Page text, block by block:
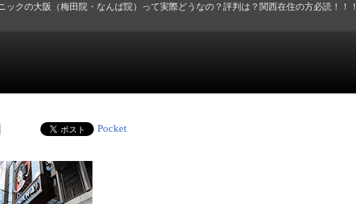
ックの大阪（梅田院・なんば院）って実際どうなの？評判は？関西在住の方必読！！！
Pocket